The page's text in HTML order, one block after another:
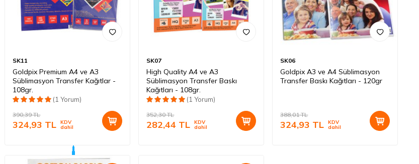
SK11
Goldpix Premium A4 ve A3
Süblimasyon Transfer Kağıtlar -
108gr.
(1 Yorum)
390,39TL
324,93 TL KDV
dahil
SK07
High Quality A4 ve A3
Süblimasyon Transfer Baskı
Kağıtları - 108gr.
(1 Yorum)
352,30TL
282,44 TL KDV
dahil
SK06
Goldpix A3 ve A4 Süblimasyon
Transfer Baskı Kağıtları - 120gr
388,01TL
324,93 TL KDV
dahil